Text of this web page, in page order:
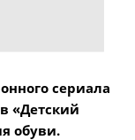
сериала
«Детский
обуви.